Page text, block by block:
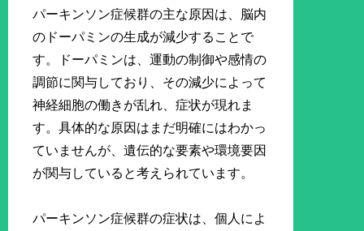
パーキンソン症候群の主な原因は、脳内
のドーパミンの生成が減少することで
す。ドーパミンは、運動の制御や感情の
調節に関与しており、その減少によって
神経細胞の働きが乱れ、症状が現れま
す。具体的な原因はまだ明確にはわかっ
ていませんが、遺伝的な要素や環境要因
が関与していると考えられています。
パーキンソン症候群の症状は、個人によ